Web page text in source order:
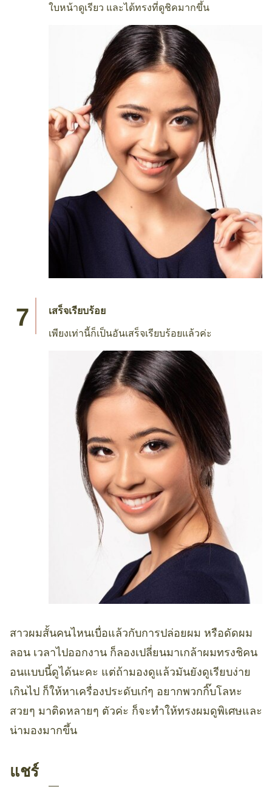
ใบหน้าดูเรียว และได้ทรงที่ดูชิคมากขึ้น
เสร็จเรียบร้อย
เพียงเท่านี้ก็เป็นอันเสร็จเรียบร้อยแล้วค่ะ
สาวผมสั้นคนไหนเบื่อแล้วกับการปล่อยผม หรือดัดผม
ลอน เวลาไปออกงาน ก็ลองเปลี่ยนมาเกล้าผมทรงชิคน
อนแบบนี้ดูได้นะคะ แต่ถ้ามองดูแล้วมันยังดูเรียบง่าย
เกินไป ก็ให้หาเครื่องประดับเก๋ๆ อยากพวกกิ๊บโลหะ
สวยๆ มาติดหลายๆ ตัวค่ะ ก็จะทำให้ทรงผมดูพิเศษและ
น่ามองมากขึ้น
แชร์